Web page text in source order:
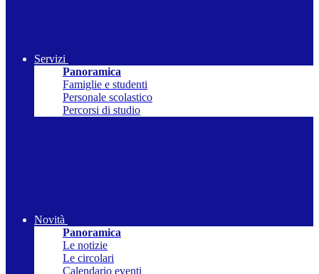
Servizi
Panoramica
Famiglie e studenti
Personale scolastico
Percorsi di studio
Novità
Panoramica
Le notizie
Le circolari
Calendario eventi